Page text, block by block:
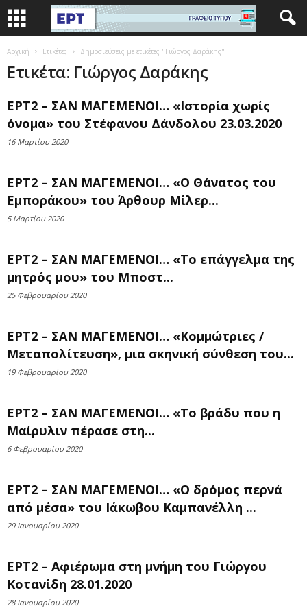
Αρχική Ετικέτες Δημοσιεύσεις με ετικέτες "Γιώργος Δαράκης"
Ετικέτα: Γιώργος Δαράκης
ΕΡΤ2 – ΣΑΝ ΜΑΓΕΜΕΝΟΙ… «Ιστορία χωρίς
όνομα» του Στέφανου Δάνδολου 23.03.2020
16 Μαρτίου 2020
ΕΡΤ2 – ΣΑΝ ΜΑΓΕΜΕΝΟΙ… «Ο Θάνατος του
Εμποράκου» του Άρθουρ Μίλερ...
5 Μαρτίου 2020
ΕΡΤ2 – ΣΑΝ ΜΑΓΕΜΕΝΟΙ… «Το επάγγελμα της
μητρός μου» του Μποστ...
25 Φεβρουαρίου 2020
ΕΡΤ2 – ΣΑΝ ΜΑΓΕΜΕΝΟΙ… «Κομμώτριες /
Μεταπολίτευση», μια σκηνική σύνθεση του...
19 Φεβρουαρίου 2020
ΕΡΤ2 – ΣΑΝ ΜΑΓΕΜΕΝΟΙ… «Τo βράδυ που η
Μαίρυλιν πέρασε στη...
6 Φεβρουαρίου 2020
ΕΡΤ2 – ΣΑΝ ΜΑΓΕΜΕΝΟΙ… «Ο δρόμος περνά
από μέσα» του Ιάκωβου Καμπανέλλη ...
29 Ιανουαρίου 2020
ΕΡΤ2 – Αφιέρωμα στη μνήμη του Γιώργου
Κοτανίδη 28.01.2020
28 Ιανουαρίου 2020